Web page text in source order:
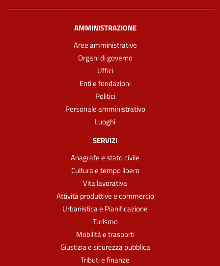
AMMINISTRAZIONE
Aree amministrative
Organi di governo
Uffici
Enti e fondazioni
Politici
Personale amministrativo
Luoghi
SERVIZI
Anagrafe e stato civile
Cultura e tempo libero
Vita lavorativa
Attività produttive e commercio
Urbanistica e Pianificazione
Turismo
Mobilità e trasporti
Giustizia e sicurezza pubblica
Tributi e finanze